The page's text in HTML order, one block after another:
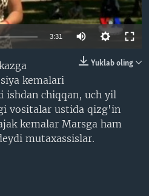
3:31
Yuklab oling
kemalari
ishdan chiqqan, uch yil
vositalar ustida qizg'in
kemalar Marsga ham
mutaxassislar.